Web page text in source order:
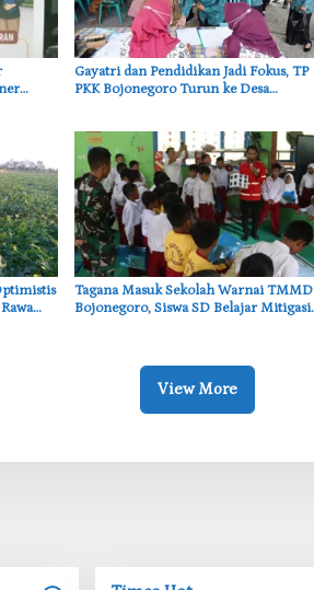
‎Gayatri dan Pendidikan Jadi Fokus, TP
PKK Bojonegoro Turun ke Desa
‎Tagana Masuk Sekolah Warnai TMMD
Bojonegoro, Siswa SD Belajar Mitigasi
View More